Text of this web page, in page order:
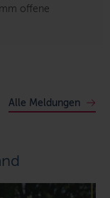
offene
Alle Meldungen